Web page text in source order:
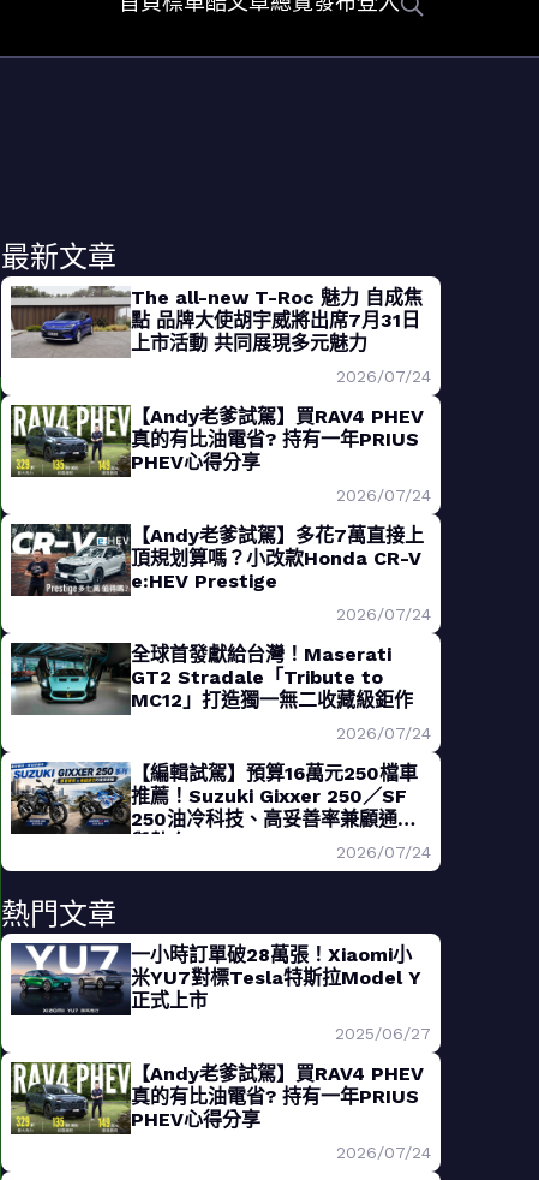
最新文章
The all-new T-Roc 魅力 自成焦
點 品牌大使胡宇威將出席7月31日
上市活動 共同展現多元魅力
2026/07/24
【Andy老爹試駕】買RAV4 PHEV
真的有比油電省? 持有一年PRIUS
PHEV心得分享
2026/07/24
【Andy老爹試駕】多花7萬直接上
頂規划算嗎？小改款Honda CR-V
e:HEV Prestige
2026/07/24
全球首發獻給台灣！Maserati
GT2 Stradale「Tribute to
MC12」打造獨一無二收藏級鉅作
2026/07/24
【編輯試駕】預算16萬元250檔車
推薦！Suzuki Gixxer 250／SF
250油冷科技、高妥善率兼顧通勤
與熱血
2026/07/24
熱門文章
一小時訂單破28萬張！Xiaomi小
米YU7對標Tesla特斯拉Model Y
正式上市
2025/06/27
【Andy老爹試駕】買RAV4 PHEV
真的有比油電省? 持有一年PRIUS
PHEV心得分享
2026/07/24